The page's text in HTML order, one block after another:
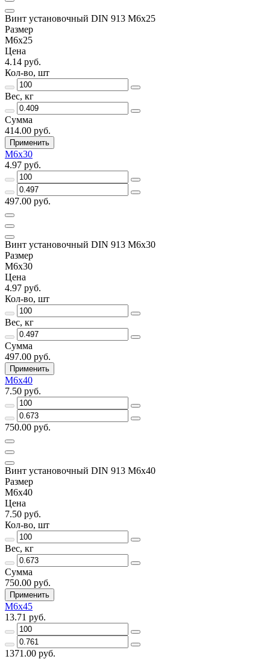
Винт установочный DIN 913 М6х25
Размер
М6х25
Цена
4.14 руб.
Кол-во, шт
Вес, кг
Сумма
414.00 руб.
Применить
М6х30
4.97 руб.
497.00 руб.
Винт установочный DIN 913 М6х30
Размер
М6х30
Цена
4.97 руб.
Кол-во, шт
Вес, кг
Сумма
497.00 руб.
Применить
М6х40
7.50 руб.
750.00 руб.
Винт установочный DIN 913 М6х40
Размер
М6х40
Цена
7.50 руб.
Кол-во, шт
Вес, кг
Сумма
750.00 руб.
Применить
М6х45
13.71 руб.
1371.00 руб.